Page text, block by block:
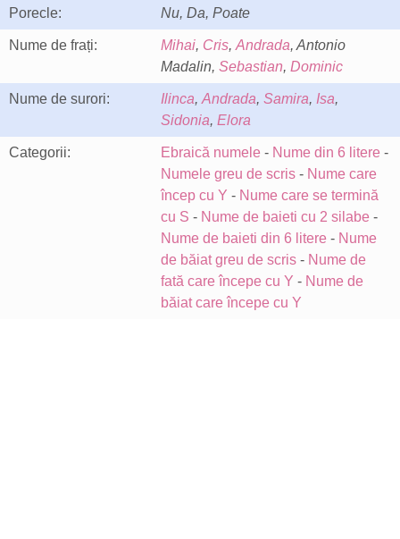
Porecle: Nu, Da, Poate
Nume de frați: Mihai, Cris, Andrada, Antonio
Madalin, Sebastian, Dominic
Nume de surori: Ilinca, Andrada, Samira, Isa,
Sidonia, Elora
Categorii: Ebraică numele - Nume din 6 litere -
Numele greu de scris - Nume care
încep cu Y - Nume care se termină
cu S - Nume de baieti cu 2 silabe -
Nume de baieti din 6 litere - Nume
de băiat greu de scris - Nume de
fată care începe cu Y - Nume de
băiat care începe cu Y